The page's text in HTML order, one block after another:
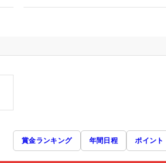
賞金ランキング 年間日程 ポイント